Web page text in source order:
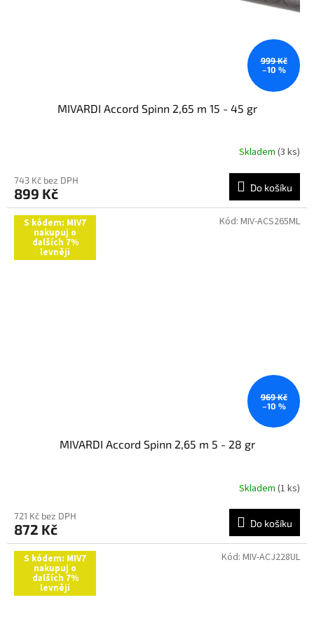
999 Kč
–10 %
MIVARDI Accord Spinn 2,65 m 15 - 45 gr
Skladem (3 ks)
743 Kč bez DPH
899 Kč Do košíku
S kódem: MIV7
nakupuj o
dalších 7%
levněji
969 Kč
–10 %
MIVARDI Accord Spinn 2,65 m 5 - 28 gr
Skladem (1 ks)
721 Kč bez DPH
872 Kč Do košíku
Kód: MIV-ACS265ML
S kódem: MIV7
nakupuj o
dalších 7%
levněji
Kód: MIV-ACJ228UL